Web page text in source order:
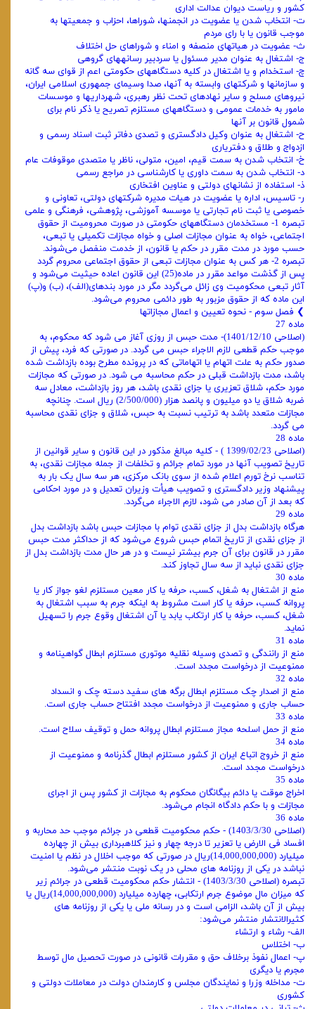
کشور و ریاست دیوان عدالت اداری
ت- انتخاب شدن یا عضویت در انجمنها، شوراها، احزاب و جمعیتها به
موجب قانون یا با رای مردم
ث- عضویت در هیاتهای منصفه و امناء و شوراهای حل اختلاف
ج- اشتغال به عنوان مدیر مسئول یا سردبیر رسانههای گروهی
چ- استخدام و یا اشتغال در کلیه دستگاههای حکومتی اعم از قوای سه گانه
و سازمانها و شرکتهای وابسته به آنها، صدا وسیمای جمهوری اسلامی ایران،
نیروهای مسلح و سایر نهادهای تحت نظر رهبری، شهرداریها و موسسات
مامور به خدمات عمومی و دستگاههای مستلزم تصریح یا ذکر نام برای
شمول قانون بر آنها
ح- اشتغال به عنوان وکیل دادگستری و تصدی دفاتر ثبت اسناد رسمی و
ازدواج و طلاق و دفتریاری
خ- انتخاب شدن به سمت قیم، امین، متولی، ناظر یا متصدی موقوفات عام
د- انتخاب شدن به سمت داوری یا کارشناسی در مراجع رسمی
ذ- استفاده از نشانهای دولتی و عناوین افتخاری
ر- تاسیس، اداره یا عضویت در هیات مدیره شرکتهای دولتی، تعاونی و
خصوصی یا ثبت نام تجارتی یا موسسه آموزشی، پژوهشی، فرهنگی و علمی
تبصره 1- مستخدمان دستگاههای حکومتی در صورت محرومیت از حقوق
اجتماعی، خواه به عنوان مجازات اصلی و خواه مجازات تکمیلی یا تبعی،
حسب مورد در مدت مقرر در حکم یا قانون، از خدمت منفصل می‌شوند.
تبصره 2- هر کس به عنوان مجازات تبعی از حقوق اجتماعی محروم گردد
پس از گذشت مواعد مقرر در ماده(25) این قانون اعاده حیثیت می‌شود و
آثار تبعی محکومیت وی زائل می‌گردد مگر در مورد بندهای(الف)، (ب) و(پ)
این ماده که از حقوق مزبور به طور دائمی محروم می‌شود.
❯ فصل سوم - نحوه تعیین و اعمال مجازاتها
ماده 27
(اصلاحی 1401/12/10)- مدت حبس ‌از روزی آغاز می‌ شود که محکوم‌، به
موجب حکم قطعی لازم‌ الاجراء حبس می‌ گردد. در صورتی‌ که فرد، پیش از
صدور حکم به‌ علت اتهام یا اتهاماتی که در پرونده مطرح بوده بازداشت شده
باشد، مدت بازداشت قبلی در حکم محاسبه می‌ شود. در صورتی ‌که مجازات
مورد حکم، شلاق تعزیری یا جزای نقدی باشد، هر روز بازداشت، معادل سه
ضربه شلاق یا دو میلیون و پانصد هزار (2/500/000) ریال است. چنانچه
مجازات متعدد باشد به‌ ترتیب نسبت به حبس، شلاق و جزای نقدی محاسبه
می‌ گردد.
ماده 28
(اصلاحی 1399/02/23 ) - کلیه مبالغ مذکور در این قانون و سایر قوانین از
تاریخ تصویب آنها در مورد تمام جرائم و تخلفات از جمله مجازات نقدی، به
‌تناسب نرخ تورم اعلام ‌شده از سوی بانک مرکزی، هر سه سال یک‌ بار به‌
پیشنهاد وزیر دادگستری و تصویب هیأت ‌وزیران تعدیل و در مورد احکامی
که بعد از آن صادر می ‌شود، لازم‌ الاجراء می‌گردد.
ماده 29
هرگاه بازداشت بدل از جزای نقدی توام با مجازات حبس باشد بازداشت بدل
از جزای نقدی از تاریخ اتمام حبس شروع می‌شود که از حداکثر مدت حبس
مقرر در قانون برای آن جرم بیشتر نیست و در هر حال مدت بازداشت بدل از
جزای نقدی نباید از سه سال تجاوز کند.
ماده 30
منع از اشتغال به شغل، کسب، حرفه یا کار معین مستلزم لغو جواز کار یا
پروانه کسب، حرفه یا کار است مشروط به اینکه جرم به سبب اشتغال به
شغل، کسب، حرفه یا کار ارتکاب یابد یا آن اشتغال وقوع جرم را تسهیل
نماید.
ماده 31
منع از رانندگی و تصدی وسیله نقلیه موتوری مستلزم ابطال گواهینامه و
ممنوعیت از درخواست مجدد است.
ماده 32
منع از اصدار چک مستلزم ابطال برگه های سفید دسته چک و انسداد
حساب جاری و ممنوعیت از درخواست مجدد افتتاح حساب جاری است.
ماده 33
منع از حمل اسلحه مجاز مستلزم ابطال پروانه حمل و توقیف سلاح است.
ماده 34
منع از خروج اتباع ایران از کشور مستلزم ابطال گذرنامه و ممنوعیت از
درخواست مجدد است.
ماده 35
اخراج موقت یا دائم بیگانگان محکوم به مجازات از کشور پس از اجرای
مجازات و با حکم دادگاه انجام می‌شود.
ماده 36
(اصلاحی 1403/3/30) - حکم محکومیت قطعی در جرائم موجب حد محاربه و
افساد فی الارض یا تعزیر تا درجه چهار و نیز کلاهبرداری بیش از چهارده
میلیارد (14,000,000,000)ریال در صورتی که موجب اخلال در نظم یا امنیت
نباشد در یکی از روزنامه های محلی در یک نوبت منتشر می‌شود.
تبصره (اصلاحی 1403/3/30) - انتشار حکم محکومیت قطعی در جرائم زیر
که میزان مال موضوع جرم ارتکابی، چهارده میلیارد (14,000,000,000)ریال یا
بیش از آن باشد، الزامی است و در رسانه ملی یا یکی از روزنامه های
کثیرالانتشار منتشر می‌شود:
الف- رشاء و ارتشاء
ب- اختلاس
پ- اعمال نفوذ برخلاف حق و مقررات قانونی در صورت تحصیل مال توسط
مجرم یا دیگری
ت- مداخله وزرا و نمایندگان مجلس و کارمندان دولت در معاملات دولتی و
کشوری